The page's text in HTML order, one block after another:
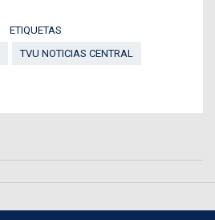
ETIQUETAS
TVU NOTICIAS CENTRAL